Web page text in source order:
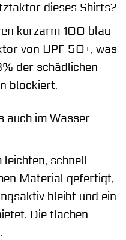
dieses Shirts?
kurzarm 100 blau
von UPF 50+, was
der schädlichen
blockiert.
auch im Wasser
leichten, schnell
Material gefertigt,
bleibt und ein
Die flachen